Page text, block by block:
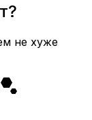
не хуже